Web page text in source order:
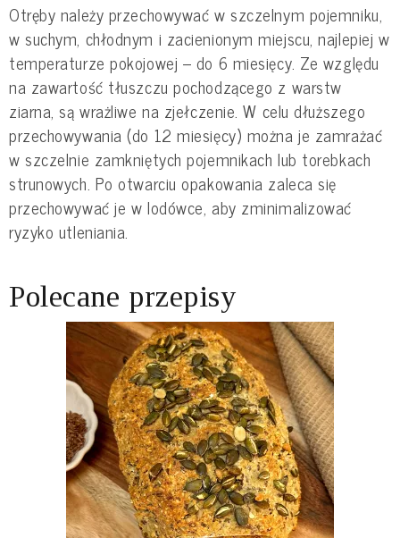
Otręby należy przechowywać w szczelnym pojemniku,
w suchym, chłodnym i zacienionym miejscu, najlepiej w
temperaturze pokojowej – do 6 miesięcy. Ze względu
na zawartość tłuszczu pochodzącego z warstw
ziarna, są wrażliwe na zjełczenie. W celu dłuższego
przechowywania (do 12 miesięcy) można je zamrażać
w szczelnie zamkniętych pojemnikach lub torebkach
strunowych. Po otwarciu opakowania zaleca się
przechowywać je w lodówce, aby zminimalizować
ryzyko utleniania.
Polecane przepisy